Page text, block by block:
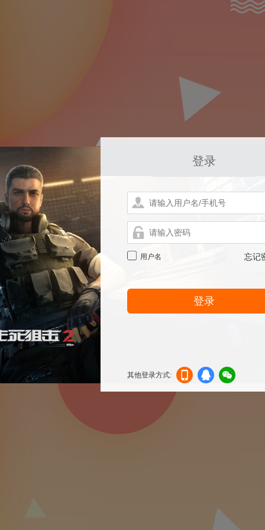
登录
用户名 忘记
登录
其他登录方式:
机登
登录
信登